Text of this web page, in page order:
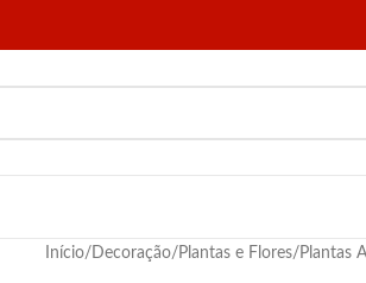
Início/ Decoração/ Plantas e Flores/ Plantas